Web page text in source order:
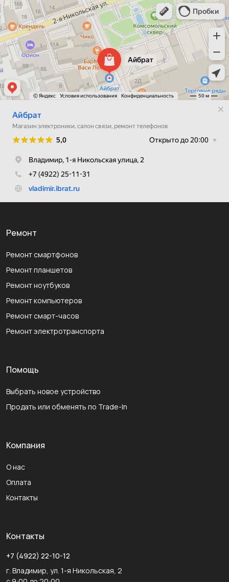
Ремонт
Ремонт смартфонов
Ремонт планшетов
Ремонт ноутбуков
Ремонт компьютеров
Ремонт смарт-часов
Ремонт электротранспорта
Помощь
Выбрать новое устройство
Продать или обменять по Trade-In
Компания
О нас
Оплата
Контакты
Контакты
+7 (4922) 22-10-12
г. Владимир, ул. 1-я Никольская, 2